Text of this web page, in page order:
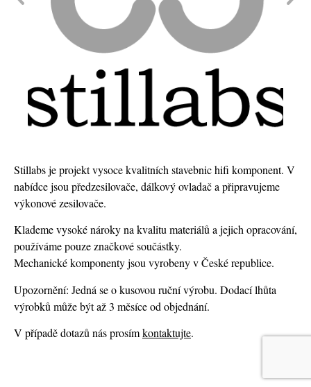
Stillabs je projekt vysoce kvalitních stavebnic hifi komponent. V
nabídce jsou předzesilovače, dálkový ovladač a připravujeme
výkonové zesilovače.
Klademe vysoké nároky na kvalitu materiálů a jejich opracování,
používáme pouze značkové součástky.
Mechanické komponenty jsou vyrobeny v České republice.
Upozornění: Jedná se o kusovou ruční výrobu. Dodací lhůta
výrobků může být až 3 měsíce od objednání.
V případě dotazů nás prosímkontaktujte.